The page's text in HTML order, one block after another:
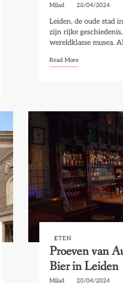
Milad 28/04/2024
Leiden, de oude stad
zijn rijke
wereldklasse musea.
Read More
ETEN
Proeven van
Bier in Leiden
Milad 20/04/2024